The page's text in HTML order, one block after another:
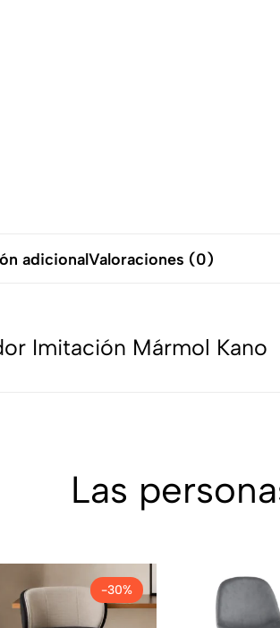
adicionalValoraciones (0)
Imitación Mármol Kano
Las
-30%